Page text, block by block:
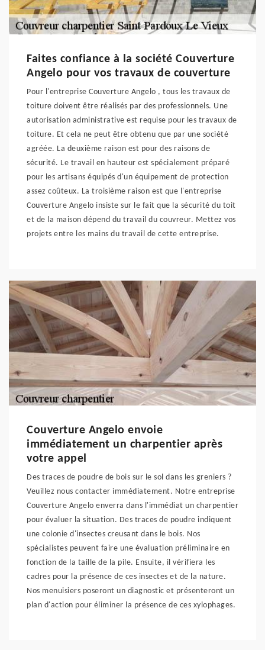
Faites confiance à la société Couverture
Angelo pour vos travaux de couverture
Pour l'entreprise Couverture Angelo , tous les travaux de
toiture doivent être réalisés par des professionnels. Une
autorisation administrative est requise pour les travaux de
toiture. Et cela ne peut être obtenu que par une société
agréée. La deuxième raison est pour des raisons de
sécurité. Le travail en hauteur est spécialement préparé
pour les artisans équipés d'un équipement de protection
assez coûteux. La troisième raison est que l'entreprise
Couverture Angelo insiste sur le fait que la sécurité du toit
et de la maison dépend du travail du couvreur. Mettez vos
projets entre les mains du travail de cette entreprise.
Couverture Angelo envoie
immédiatement un charpentier après
votre appel
Des traces de poudre de bois sur le sol dans les greniers ?
Veuillez nous contacter immédiatement. Notre entreprise
Couverture Angelo enverra dans l'immédiat un charpentier
pour évaluer la situation. Des traces de poudre indiquent
une colonie d'insectes creusant dans le bois. Nos
spécialistes peuvent faire une évaluation préliminaire en
fonction de la taille de la pile. Ensuite, il vérifiera les
cadres pour la présence de ces insectes et de la nature.
Nos menuisiers poseront un diagnostic et présenteront un
plan d'action pour éliminer la présence de ces xylophages.